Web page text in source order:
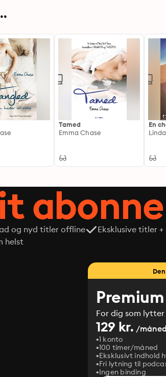
Tamed
Emma Chase
En
og nyd titler offline Eksklusive titler
helst
Premium
For dig som
129 kr. /måned
1 konto
100 timer/måned
Eksklusivt indhold
Fri lytning til
Ingen binding